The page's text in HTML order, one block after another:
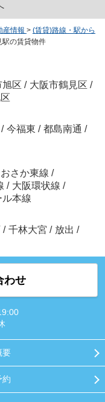
産情報 > (賃貸)路線・駅から
駅の賃貸物件
旭区 / 大阪市鶴見区 /
/ 今福東 / 都島南通 /
さか東線 /
/ 大阪環状線 /
ル本線
/ 千林大宮 / 放出 /
わせ
要
約